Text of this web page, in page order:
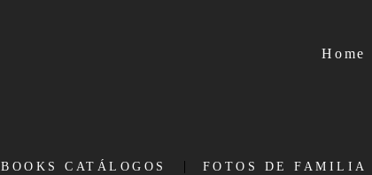
Home
BOOKS CATÁLOGOS FOTOS DE FAMILIA